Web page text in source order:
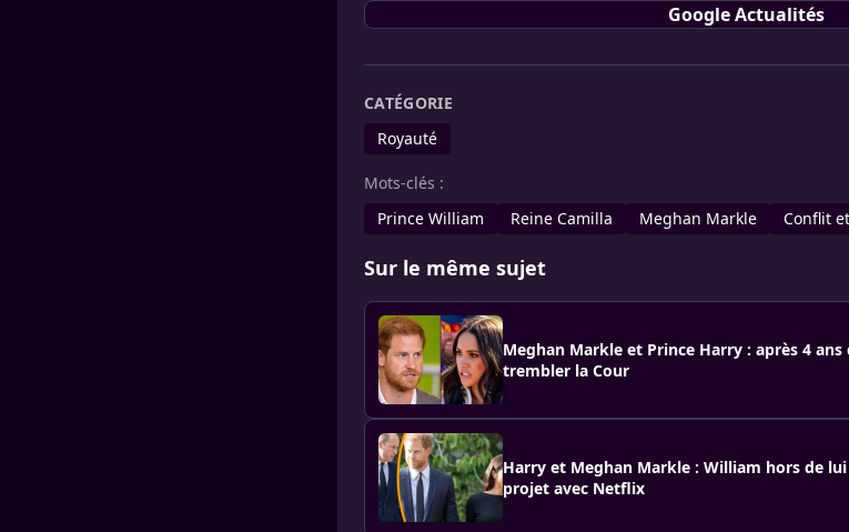
Google Actualités
CATÉGORIE
Royauté
Mots-clés :
Prince William
Reine Camilla Meghan Markle Conflit
Sur le même sujet
Meghan Markle et Prince Harry : après 4
trembler la Cour
Harry et Meghan Markle : William hors de
projet avec Netflix